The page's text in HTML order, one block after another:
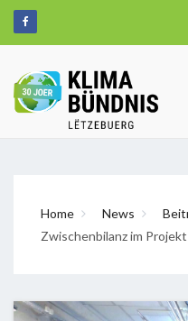
Home News
Zwischenbilanz im